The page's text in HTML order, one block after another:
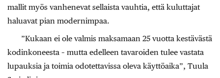
mallit myös vanhenevat sellaista vauhtia, että kuluttajat
haluavat pian modernimpaa.
”Kukaan ei ole valmis maksamaan 25 vuotta kestävästä
kodinkoneesta – mutta edelleen tavaroiden tulee vastata
lupauksia ja toimia odotettavissa oleva käyttöaika”, Tuula